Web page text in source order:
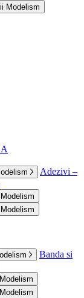
Modelism
Adezivi –
Banda si